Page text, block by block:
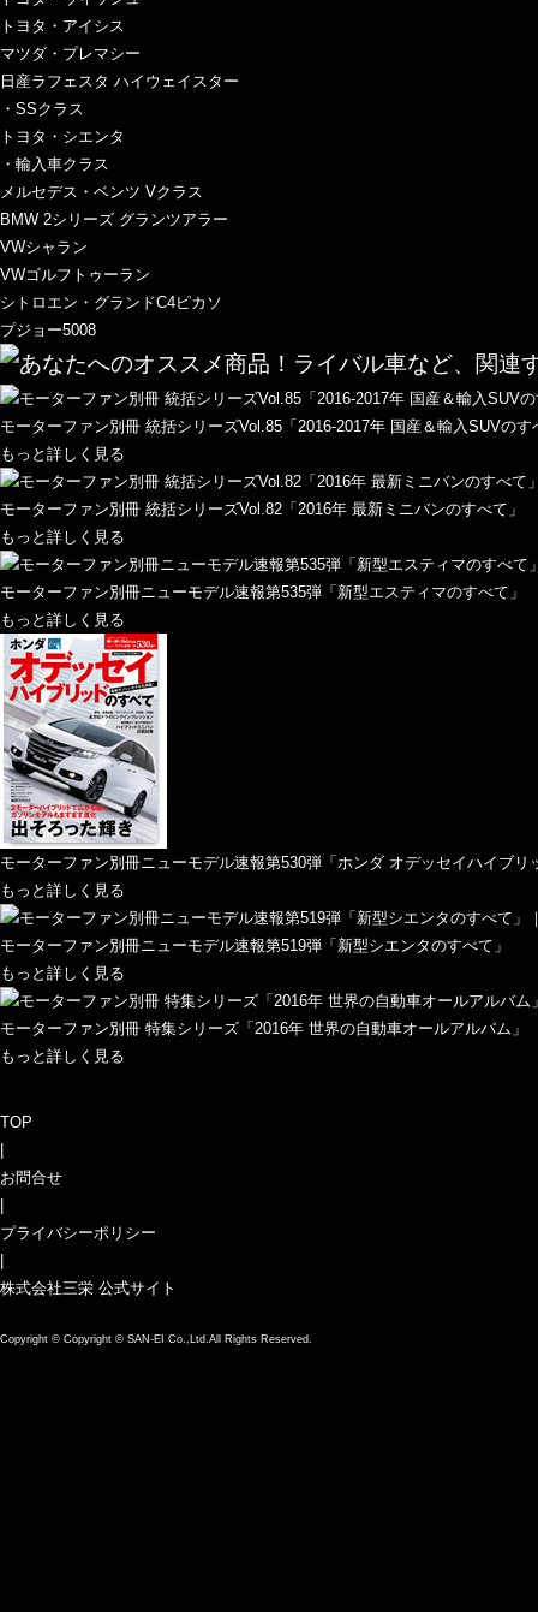
トヨタ・アイシス
マツダ・プレマシー
日産ラフェスタ ハイウェイスター
・SSクラス
トヨタ・シエンタ
・輸入車クラス
メルセデス・ベンツ Vクラス
BMW 2シリーズ グランツアラー
VWシャラン
VWゴルフトゥーラン
シトロエン・グランドC4ピカソ
プジョー5008
モーターファン別冊 統括シリーズVol.85「2016-2017年 国産＆輸入SUVのす
もっと詳しく見る
モーターファン別冊 統括シリーズVol.82「2016年 最新ミニバンのすべて」
もっと詳しく見る
モーターファン別冊ニューモデル速報第535弾「新型エスティマのすべて」
もっと詳しく見る
モーターファン別冊ニューモデル速報第530弾「ホンダ オデッセイハイブリ
もっと詳しく見る
モーターファン別冊ニューモデル速報第519弾「新型シエンタのすべて」
もっと詳しく見る
モーターファン別冊 特集シリーズ「2016年 世界の自動車オールアルバム」
もっと詳しく見る
TOP
お問合せ
プライバシーポリシー
株式会社三栄 公式サイト
Copyright © Copyright © SAN-EI Co.,Ltd.All Rights Reserved.